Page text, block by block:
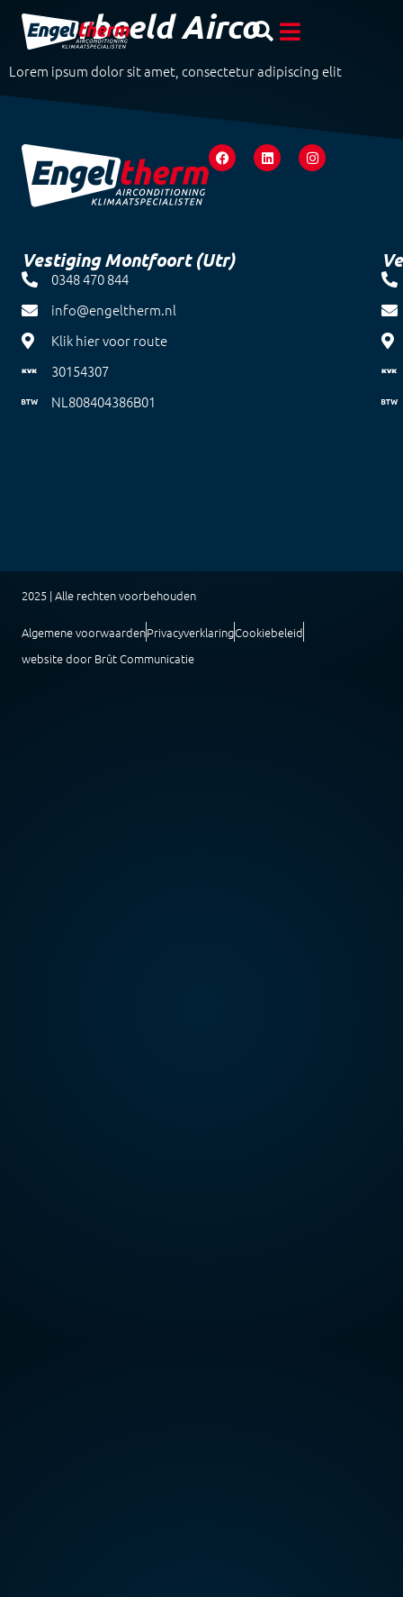
Voorbeeld Airco
Lorem ipsum dolor sit amet, consectetur adipiscing elit
Vestiging Montfoort (Utr)
0348 470 844
info@engeltherm.nl
Klik hier voor route
30154307
NL808404386B01
2025 | Alle rechten voorbehouden
Algemene voorwaardenPrivacyverklaringCookiebeleid
website door Brût Communicatie